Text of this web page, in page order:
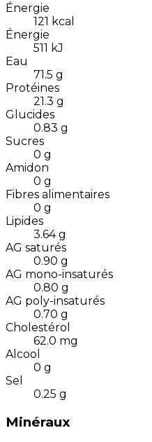
Énergie
121 kcal
Énergie
511 kJ
Eau
71.5 g
Protéines
21.3 g
Glucides
0.83 g
Sucres
0 g
Amidon
0 g
Fibres alimentaires
0 g
Lipides
3.64 g
AG saturés
0.90 g
AG mono-insaturés
0.80 g
AG poly-insaturés
0.70 g
Cholestérol
62.0 mg
Alcool
0 g
Sel
0.25 g
Minéraux